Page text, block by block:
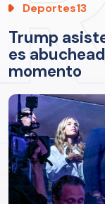
Deportes13
Trump
es
momento